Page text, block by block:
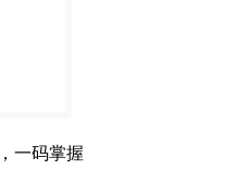
一码掌握